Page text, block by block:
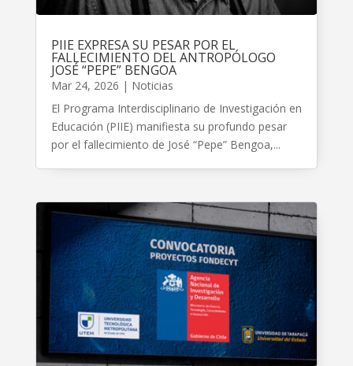
PIIE EXPRESA SU PESAR POR EL
FALLECIMIENTO DEL ANTROPÓLOGO
JOSÉ “PEPE” BENGOA
Mar 24, 2026 | Noticias
El Programa Interdisciplinario de Investigación en
Educación (PIIE) manifiesta su profundo pesar
por el fallecimiento de José “Pepe” Bengoa,...